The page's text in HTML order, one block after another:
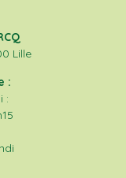
Lille
:
: